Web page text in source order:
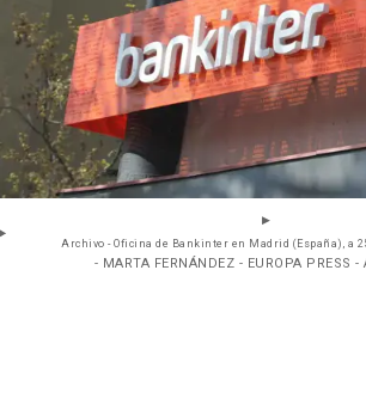
Archivo - Oficina de Bankinter en Madrid (España), a
- MARTA FERNÁNDEZ - EUROPA PRESS -